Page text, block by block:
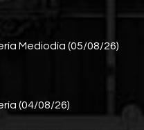
Mediodía (05/08/26)
(04/08/26)